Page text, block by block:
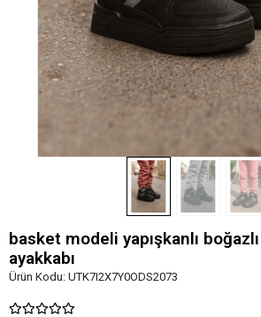
basket modeli yapışkanlı
ayakkabı
Ürün Kodu: UTK7I2X7Y0ODS2073